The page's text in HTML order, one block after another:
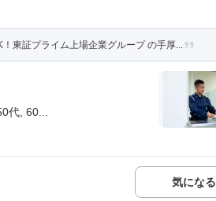
東証プライム上場企業グループ の手厚...
代, 60...
気になる